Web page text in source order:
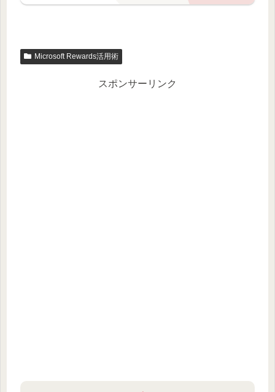
Microsoft Rewards活用術
スポンサーリンク